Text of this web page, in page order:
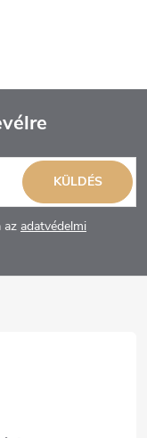
az adatvédelmi
KÜLDÉS